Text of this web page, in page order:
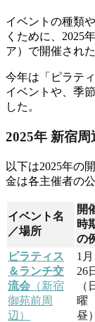
イベントの種類
くために、2025
ア）で開催され
今年は「ピラテ
イベントや、季
した。
2025年 新宿
以下は2025年の
金は各主催者の
イベント名
／場所
開
時
の
ピラティス
＆ランチ交
流会 （新宿
御苑前周
辺）
1月
26
（
曜
昼）